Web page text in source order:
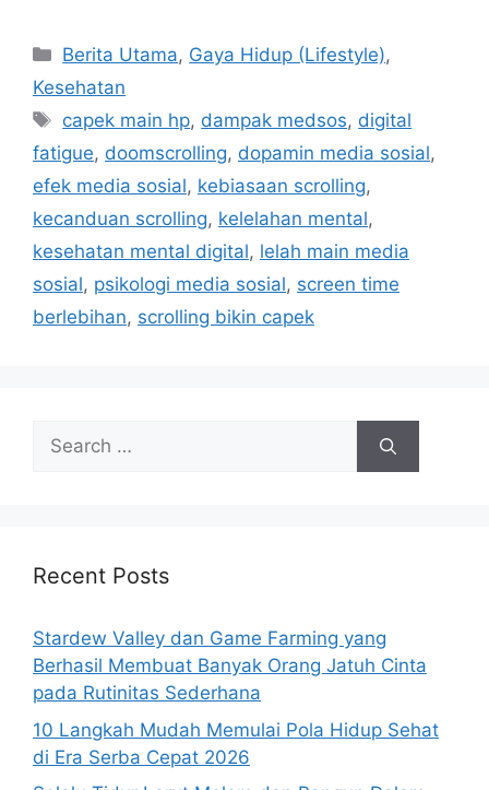
Categories
Berita Utama, Gaya Hidup (Lifestyle),
Kesehatan
Tags
capek main hp, dampak medsos, digital
fatigue, doomscrolling, dopamin media sosial,
efek media sosial, kebiasaan scrolling,
kecanduan scrolling, kelelahan mental,
kesehatan mental digital, lelah main media
sosial, psikologi media sosial, screen time
berlebihan, scrolling bikin capek
Search
for:
Recent Posts
Stardew Valley dan Game Farming yang
Berhasil Membuat Banyak Orang Jatuh Cinta
pada Rutinitas Sederhana
10 Langkah Mudah Memulai Pola Hidup Sehat
di Era Serba Cepat 2026